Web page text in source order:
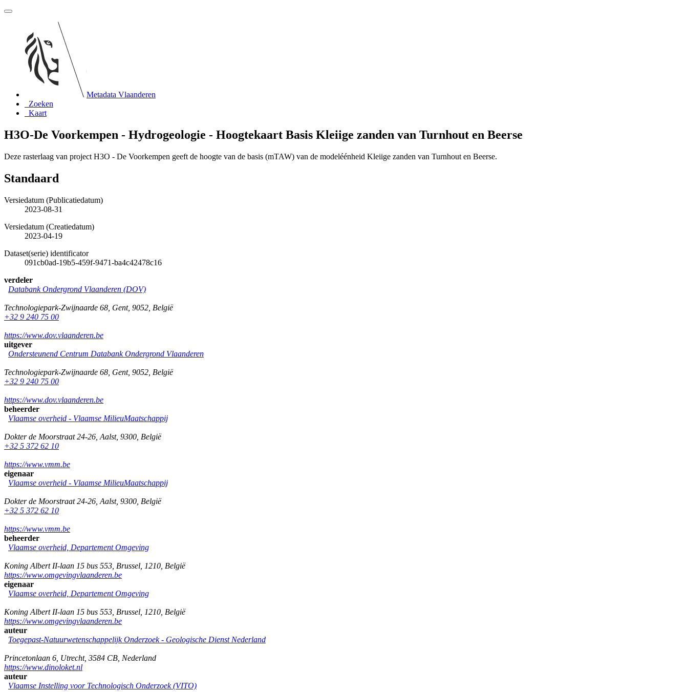
Metadata Vlaanderen
Zoeken
Kaart
H3O-De Voorkempen - Hydrogeologie - Hoogtekaart Basis Kleiige zanden van Turnhout en Beerse
Deze rasterlaag van project H3O - De Voorkempen geeft de hoogte van de basis (mTAW) van de modeléénheid Kleiige zanden van Turnhout en Beerse.
Standaard
Versiedatum (Publicatiedatum)
2023-08-31
Versiedatum (Creatiedatum)
2023-04-19
Dataset(serie) identificator
091cb0ad-19b5-459f-9471-ba4c42478c16
verdeler
Databank Ondergrond Vlaanderen (DOV)
Technologiepark-Zwijnaarde 68 Gent, 9052 België
+32 9 240 75 00
https://www.dov.vlaanderen.be
uitgever
Ondersteunend Centrum Databank Ondergrond Vlaanderen
Technologiepark-Zwijnaarde 68 Gent, 9052 België
+32 9 240 75 00
https://www.dov.vlaanderen.be
beheerder
Vlaamse overheid - Vlaamse MilieuMaatschappij
Dokter de Moorstraat 24-26 Aalst, 9300 België
+32 5 372 62 10
https://www.vmm.be
eigenaar
Vlaamse overheid - Vlaamse MilieuMaatschappij
Dokter de Moorstraat 24-26 Aalst, 9300 België
+32 5 372 62 10
https://www.vmm.be
beheerder
Vlaamse overheid, Departement Omgeving
Koning Albert II-laan 15 bus 553 Brussel 1210 België
https://www.omgevingvlaanderen.be
eigenaar
Vlaamse overheid, Departement Omgeving
Koning Albert II-laan 15 bus 553 Brussel 1210 België
https://www.omgevingvlaanderen.be
auteur
Toegepast-Natuurwetenschappelijk Onderzoek - Geologische Dienst Nederland
Princetonlaan 6 Utrecht, 3584 CB Nederland
https://www.dinoloket.nl
auteur
Vlaamse Instelling voor Technologisch Onderzoek (VITO)